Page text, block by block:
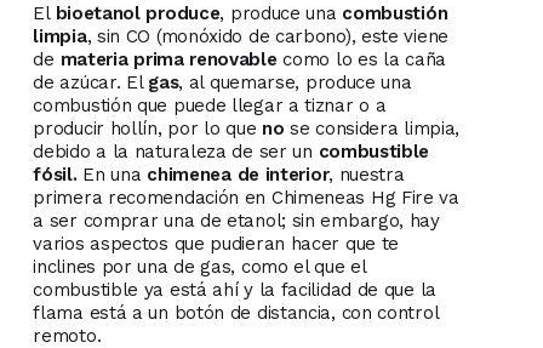
El bioetanol produce, produce una combustión
limpia, sin CO (monóxido de carbono), este viene
de materia prima renovablecomo lo es la caña
de azúcar. El gas, al quemarse, produce una
combustión que puede llegar a tiznar o a
producir hollín, por lo que no se considera limpia,
debido a la naturaleza de ser un combustible
fósil. En una chimenea de interior, nuestra
primera recomendación en Chimeneas Hg Fire va
a ser comprar una de etanol; sin embargo, hay
varios aspectos que pudieran hacer que te
inclines por una de gas, como el que el
combustible ya está ahí y la facilidad de que la
flama está a un botón de distancia, con control
remoto.